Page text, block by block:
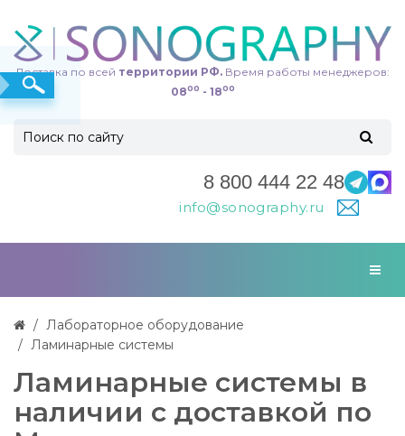
Доставка по всей территории РФ. Время работы менеджеров:
0800 - 1800
8 800 444 22 48
info@sonography.ru
Лабораторное оборудование
Ламинарные системы
Ламинарные системы в
наличии с доставкой по